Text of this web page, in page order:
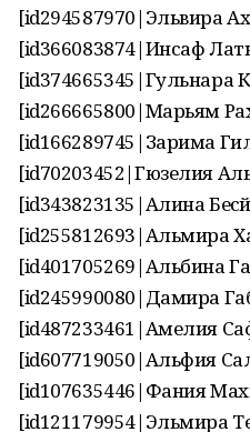
[id294587970|Эльвира
[id366083874|Инсаф
[id374665345|Гульнара
[id266665800|Марьям
[id166289745|Зарима
[id70203452|Гюзелия
[id343823135|Алина
[id255812693|Альмира
[id401705269|Альбина
[id245990080|Дамира
[id487233461|Амелия
[id607719050|Альфия
[id107635446|Фания
[id121179954|Эльмира